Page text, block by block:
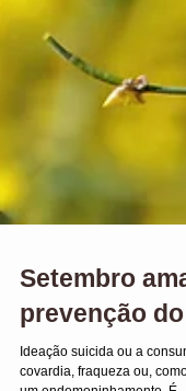
Setembro
prevenção